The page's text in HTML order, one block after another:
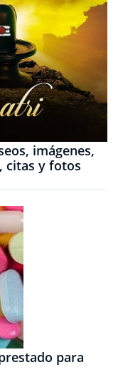
imágenes,
citas y fotos
para